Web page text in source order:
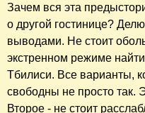
Зачем вся эта
о другой гостинице?
выводами. Не стоит
экстренном режиме
Тбилиси. Все варианты,
свободны не просто так.
Второе - не стоит